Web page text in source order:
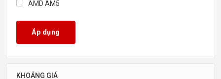
AMD AM5
Áp dụng
KHOẢNG GIÁ